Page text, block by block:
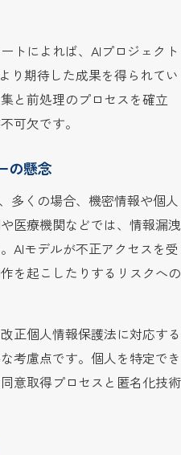
トによれば、AIプロジェクト
り期待した成果を得られてい
と前処理のプロセスを確立
可欠です。
の懸念
多くの場合、機密情報や個人
医療機関などでは、情報漏洩
AIモデルが不正アクセスを受
を起こしたりするリスクへの
正個人情報保護法に対応する
考慮点です。個人を特定でき
意取得プロセスと匿名化技術